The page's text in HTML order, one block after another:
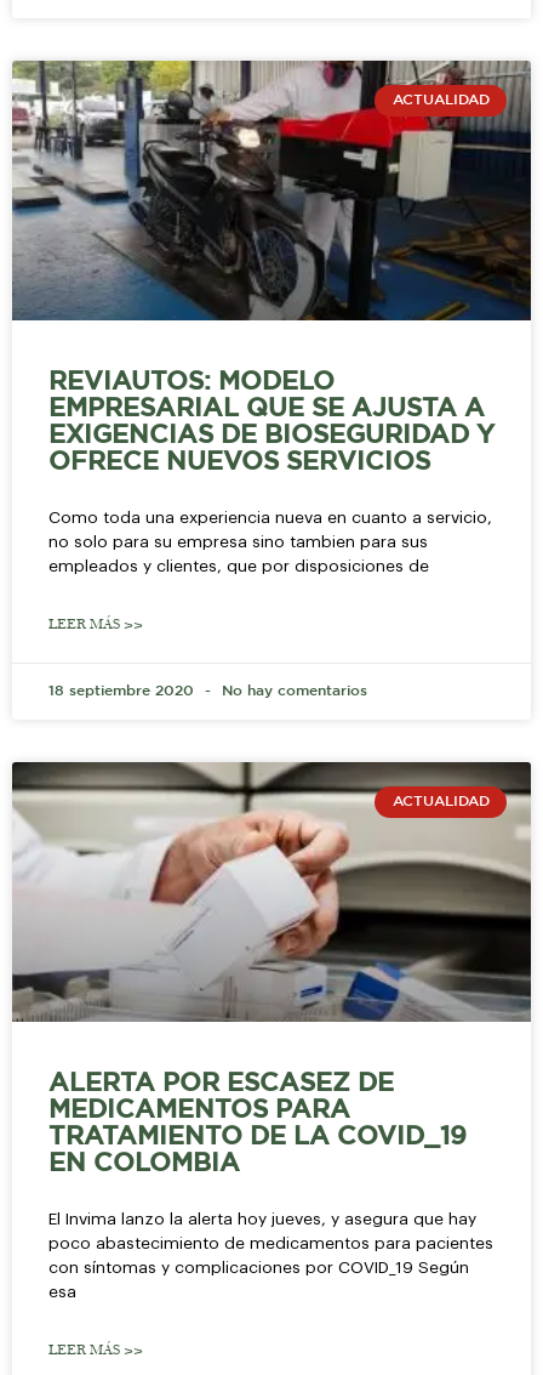
ACTUALIDAD
REVIAUTOS: MODELO
EMPRESARIAL QUE SE AJUSTA A
EXIGENCIAS DE BIOSEGURIDAD Y
OFRECE NUEVOS SERVICIOS
Como toda una experiencia nueva en cuanto a servicio,
no solo para su empresa sino tambien para sus
empleados y clientes, que por disposiciones de
LEER MÁS >>
18 septiembre 2020 No hay comentarios
ACTUALIDAD
ALERTA POR ESCASEZ DE
MEDICAMENTOS PARA
TRATAMIENTO DE LA COVID_19
EN COLOMBIA
El Invima lanzo la alerta hoy jueves, y asegura que hay
poco abastecimiento de medicamentos para pacientes
con síntomas y complicaciones por COVID_19 Según
esa
LEER MÁS >>